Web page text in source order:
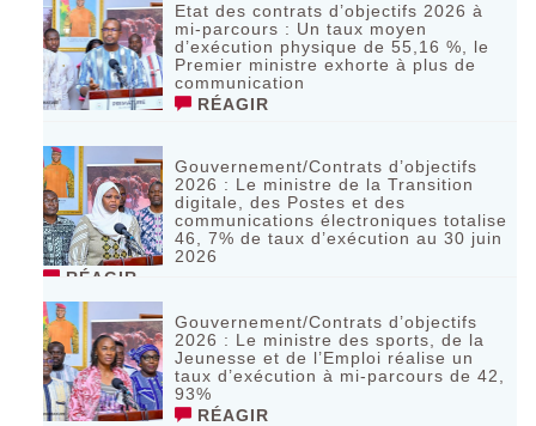
Etat des contrats d’objectifs 2026 à
mi-parcours : Un taux moyen
d’exécution physique de 55,16 %, le
Premier ministre exhorte à plus de
communication
RÉAGIR
Gouvernement/Contrats d’objectifs
2026 : Le ministre de la Transition
digitale, des Postes et des
communications électroniques totalise
46, 7% de taux d’exécution au 30 juin
2026
RÉAGIR
Gouvernement/Contrats d’objectifs
2026 : Le ministre des sports, de la
Jeunesse et de l’Emploi réalise un
taux d’exécution à mi-parcours de 42,
93%
RÉAGIR